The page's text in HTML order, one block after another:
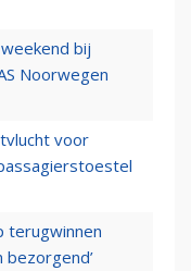
bij
Noorwegen
voor
terugwinnen
bezorgend’